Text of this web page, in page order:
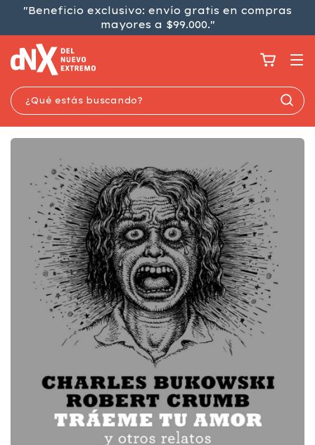
"Beneficio exclusivo: envío gratis en compras
mayores a $99.000."